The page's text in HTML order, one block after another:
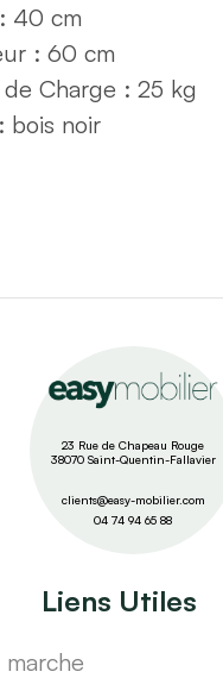
40 cm
: 60 cm
Charge : 25 kg
bois noir
23 Rue de Chapeau Rouge
38070 Saint-Quentin-Fallavier
clients@easy-mobilier.com
04 74 94 65 88
Liens Utiles